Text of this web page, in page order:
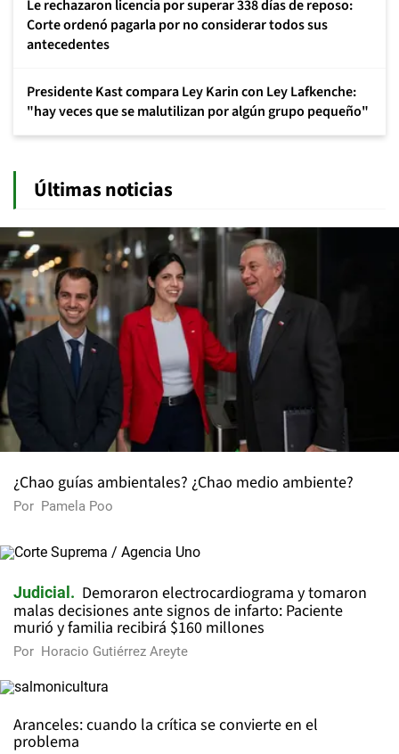
Le rechazaron licencia por superar 338 días de reposo:
Corte ordenó pagarla por no considerar todos sus
antecedentes
Presidente Kast compara Ley Karin con Ley Lafkenche:
"hay veces que se malutilizan por algún grupo pequeño"
Últimas noticias
¿Chao guías ambientales? ¿Chao medio ambiente?
Por Pamela Poo
Judicial
Demoraron electrocardiograma y tomaron
malas decisiones ante signos de infarto: Paciente
murió y familia recibirá $160 millones
Por Horacio Gutiérrez Areyte
Aranceles: cuando la crítica se convierte en el
problema